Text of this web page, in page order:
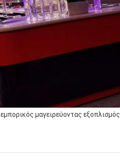
εμπορικός μαγειρεύοντας εξοπλισμός